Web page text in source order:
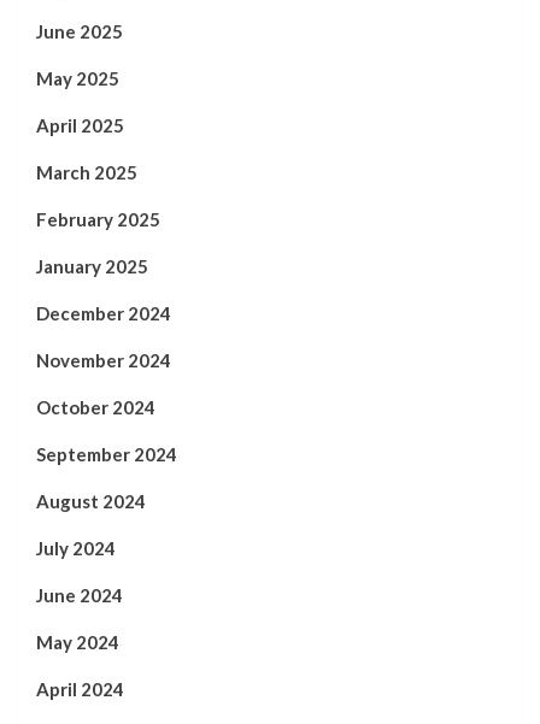
June 2025
May 2025
April 2025
March 2025
February 2025
January 2025
December 2024
November 2024
October 2024
September 2024
August 2024
July 2024
June 2024
May 2024
April 2024